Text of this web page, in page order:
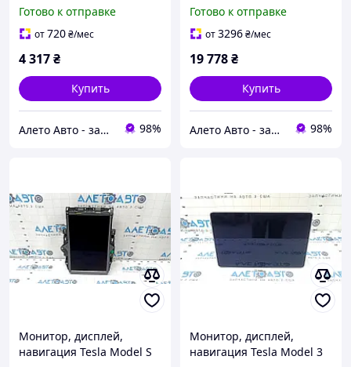
21-26 160736000G
Готово к отправке
от720₴/мес
4 317₴
Купить
Алето Авто - запчасти на авто из США 98%
156602800C
Готово к отправке
от3296₴/мес
19 778₴
Купить
Алето Авто - запчасти на авто из США 98%
Монитор, дисплей,
навигация Tesla Model S
Монитор, дисплей,
навигация Tesla Model 3